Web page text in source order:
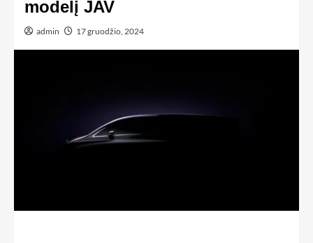
modelį JAV
admin 17 gruodžio, 2024